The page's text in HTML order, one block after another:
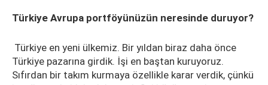
Türkiye Avrupa portföyünüzün neresinde duruyor?
Türkiye en yeni ülkemiz. Bir yıldan biraz daha önce
Türkiye pazarına girdik. İşi en baştan kuruyoruz.
Sıfırdan bir takım kurmaya özellikle karar verdik, çünkü